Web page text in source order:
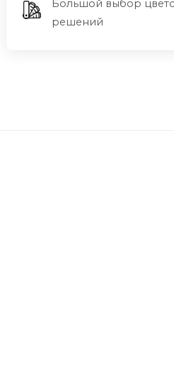
Большой выбор
решений